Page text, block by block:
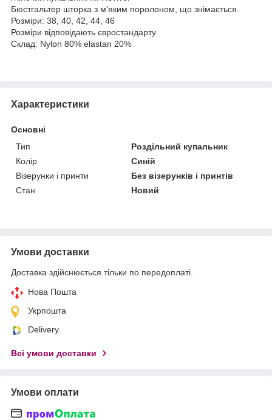
Бюстгальтер шторка з м'яким поролоном, що знімається.
Розміри: 38, 40, 42, 44, 46
Розміри відповідають євростандарту
Склад: Nylon 80% elastan 20%
Характеристики
Основні
Тип
Роздільний купальник
Колір
Синій
Візерунки і принти
Без візерунків і принтів
Стан
Новий
Умови доставки
Доставка здійснюється тільки по передоплаті.
Нова Пошта
Укрпошта
Delivery
Всі умови доставки
Умови оплати